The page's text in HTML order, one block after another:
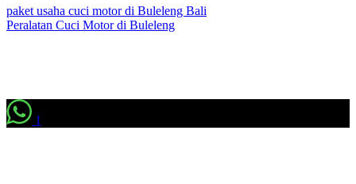
paket usaha cuci motor di Buleleng Bali
Peralatan Cuci Motor di Buleleng
1